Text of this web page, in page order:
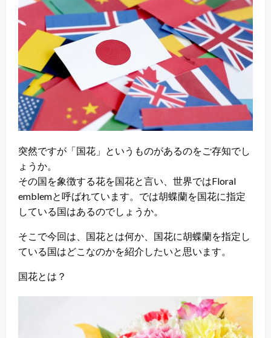
突然ですが「国花」というものがあるのをご存知でし
ょうか。
その国を象徴する花を国花と言い、世界ではFloral
emblemと呼ばれています。では胡蝶蘭を国花に指定
している国はあるのでしょうか。
そこで今回は、国花とは何か、国花に胡蝶蘭を指定し
ている国はどこなのかを紹介したいと思います。
国花とは？